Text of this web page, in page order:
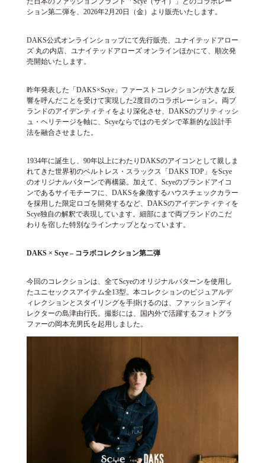
ション第二弾を、2026年2月20日（金）より販売いたします。
DAKS公式オンラインショップにて先行販売、ユナイテッドアロー
ズ 丸の内店、ユナイテッドアローズ オンラインほかにて、順次発
売開始いたします。
昨年発表した「DAKS×Scye」ファーストコレクションが大きな反
響を呼んだことを受けて実現した2度目のコラボレーション。両ブ
ランドのアイデンティティをより深化させ、DAKSのブリティッシ
ュ・ヘリテージを軸に、Scyeならではのモダンで革新的な設計手
法を融合させました。
1934年に誕生し、90年以上にわたりDAKSのアイコンとして親しま
れてきた世界初のベルトレス・スラックス「DAKS TOP」をScye
のオリジナルパターンで再構築。加えて、Scyeのブランドアイコ
ンであるサイモチーフに、DAKSを象徴するハウスチェックカラー
を採用した限定ロゴを開発するなど、DAKSのアイデンティティを
Scye独自の解釈で表現しています。細部にまで両ブランドのこだ
わりを宿した特別なラインナップとなっています。
DAKS × Scye – コラボコレクション第二弾
今回のコレクションは、全てScyeのオリジナルパターンを使用し
たユニセックスアイテム全13型。本コレクションのビジュアルデ
ィレクションとスタイリングを手掛けるのは、ファッションディ
レクターの島津由行氏。撮影には、国内外で活躍するフォトグラ
ファーの岡本充男氏を起用しました。